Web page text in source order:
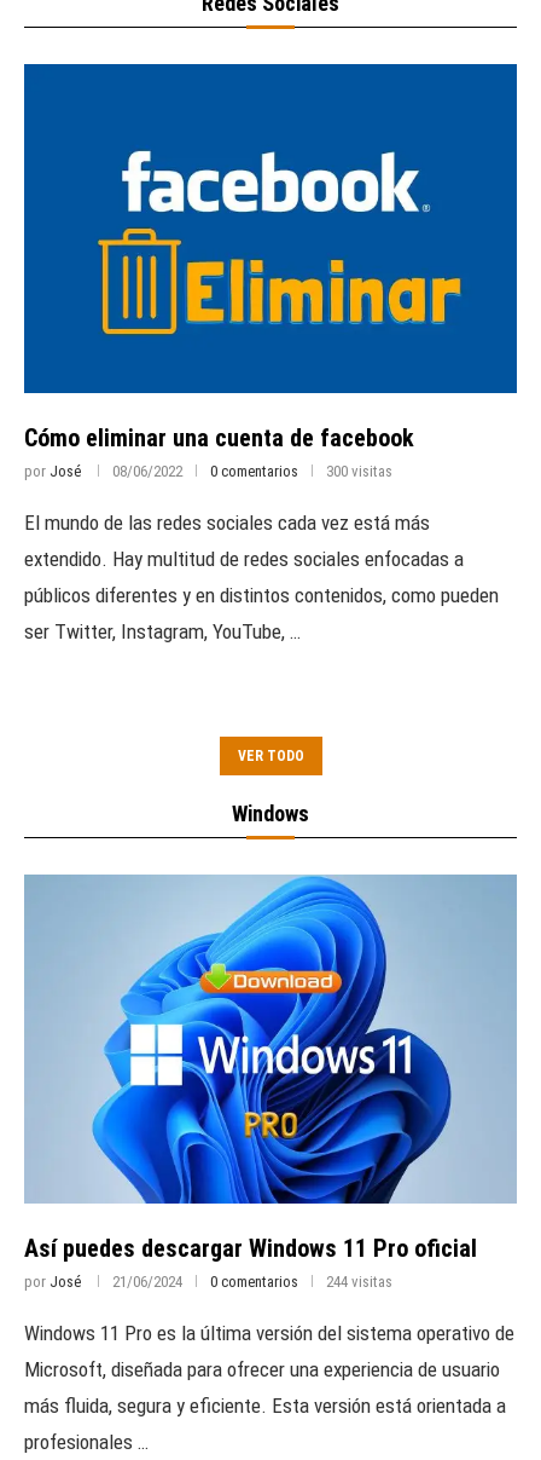
Cómo eliminar una cuenta de facebook
por José 08/06/2022 0 comentarios 300 visitas
El mundo de las redes sociales cada vez está más
extendido. Hay multitud de redes sociales enfocadas a
públicos diferentes y en distintos contenidos, como pueden
ser Twitter, Instagram, YouTube, …
VER TODO
Windows
Así puedes descargar Windows 11 Pro oficial
por José 21/06/2024 0 comentarios 244 visitas
Windows 11 Pro es la última versión del sistema operativo de
Microsoft, diseñada para ofrecer una experiencia de usuario
más fluida, segura y eficiente. Esta versión está orientada a
profesionales …